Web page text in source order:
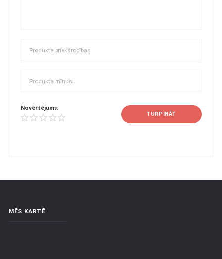
Novērtējums:
TURPINĀT
MĒS KARTĒ